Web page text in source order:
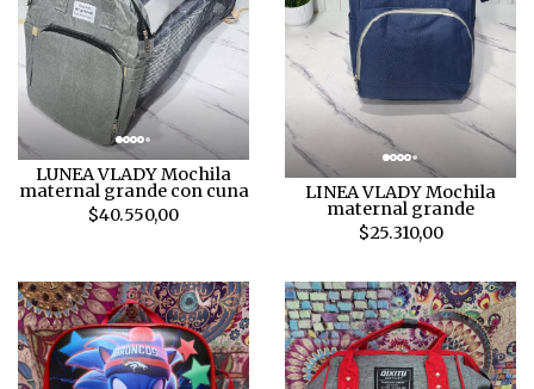
LUNEA VLADY Mochila
maternal grande con cuna
$40.550,00
LINEA VLADY Mochila
maternal grande
$25.310,00